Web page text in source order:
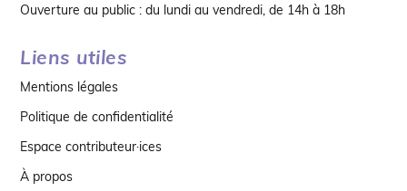
Ouverture au public : du lundi au vendredi, de 14h à 18h
Liens utiles
Mentions légales
Politique de confidentialité
Espace contributeur·ices
À propos